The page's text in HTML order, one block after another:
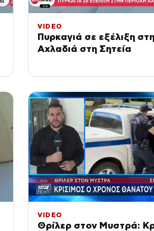
VIDEO
Πυρκαγιά σε εξέλιξη
Αχλαδιά στη Σητεία
VIDEO
Θρίλερ στον Μυστρά: